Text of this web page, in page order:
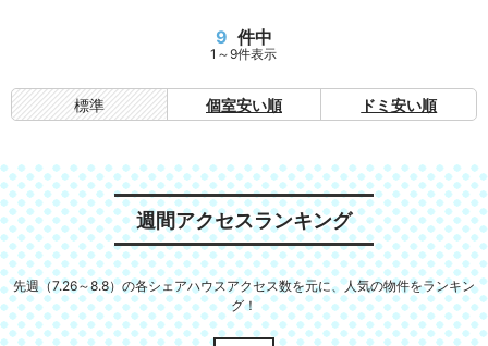
9 件中
1～9件表示
標準 個室安い順 ドミ安い順
週間アクセスランキング
先週（7.26～8.8）の各シェアハウスアクセス数を元に、人気の物件をランキン
グ！